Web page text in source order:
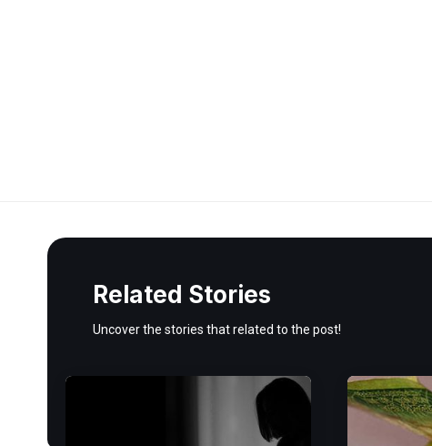
Related Stories
Uncover the stories that related to the post!